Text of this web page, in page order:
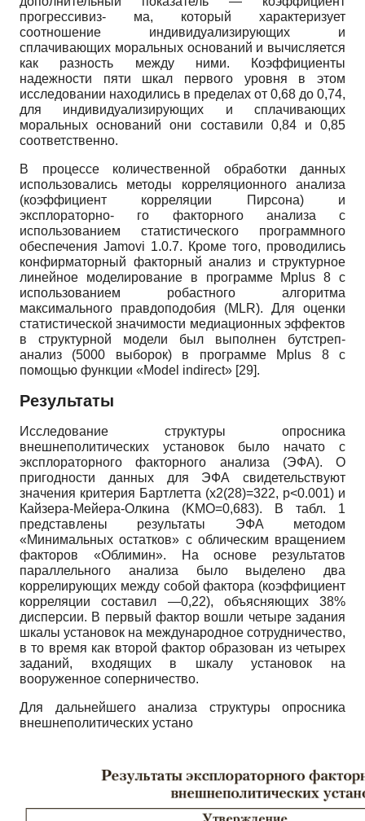
прогрессивиз- ма, который характеризует
соотношение индивидуализирующих и
сплачивающих моральных оснований и вычисляется
как разность между ними. Коэффициенты
надежности пяти шкал первого уровня в этом
исследовании находились в пределах от 0,68 до 0,74,
для индивидуализирующих и сплачивающих
моральных оснований они составили 0,84 и 0,85
соответственно.
В процессе количественной обработки данных
использовались методы корреляционного анализа
(коэффициент корреляции Пирсона) и
эксплораторно- го факторного анализа с
использованием статистического программного
обеспечения Jamovi 1.0.7. Кроме того, проводились
конфирматорный факторный анализ и структурное
линейное моделирование в программе Mplus8 с
использованием робастного алгоритма
максимального правдоподобия (MLR). Для оценки
статистической значимости медиационных эффектов
в структурной модели был выполнен бутстреп-
анализ (5000 выборок) в программе
Mplus 8 с
помощью функции «Model indirect» [29].
Результаты
Исследование структуры опросника
внешнеполитических установок было начато с
эксплораторного факторного анализа (ЭФА). О
пригодности данных для ЭФА свидетельствуют
значения критерия Бартлетта (х2(28)=322, p<0.001) и
Кайзера-Мейера-Олкина (KMO=0,683). В табл. 1
представлены результаты ЭФА методом
«Минимальных остатков» с облическим вращением
факторов «Облимин». На основе результатов
параллельного анализа было выделено два
коррелирующих между собой фактора (коэффициент
корреляции составил —0,22), объясняющих 38%
дисперсии. В первый фактор вошли четыре задания
шкалы установок на международное сотрудничество,
в то время как второй фактор образован из четырех
заданий, входящих в шкалу установок на
вооруженное соперничество.
Для дальнейшего анализа структуры опросника
внешнеполитических устано­